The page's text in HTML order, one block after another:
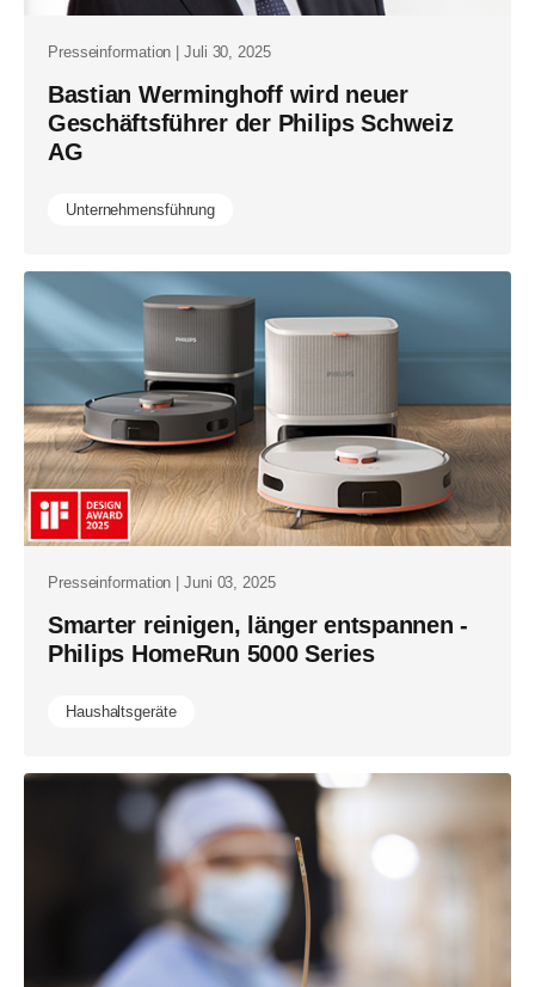
Presseinformation | Juli 30, 2025
Bastian Werminghoff wird neuer
Geschäftsführer der Philips Schweiz
AG
Unternehmensführung
Presseinformation | Juni 03, 2025
Smarter reinigen, länger entspannen -
Philips HomeRun 5000 Series
Haushaltsgeräte